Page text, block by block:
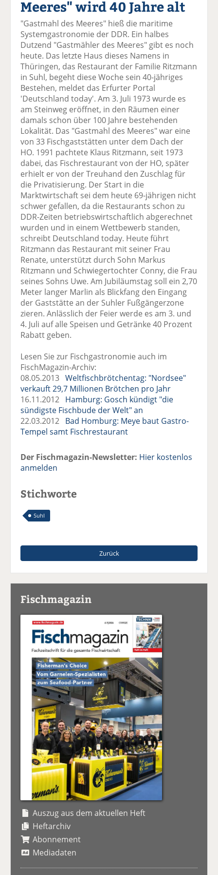
el
a
uf
F
ac
e
b
o
o
k
te
il
e
n
el
t
wi
tt
er
n
el
a
uf
Li
n
k
e
di
te
il
e
n
el
p
m
l
v
se
n
e
n
e
Meeres" wird 40 Jahre alt
"Gastmahl des Meeres" hieß die maritime
Systemgastronomie der DDR. Ein halbes
Dutzend "Gastmähler des Meeres" gibt es noch
heute. Das letzte Haus dieses Namens in
Thüringen, das Restaurant der Familie Ritzmann
in Suhl, begeht diese Woche sein 40-jähriges
Bestehen, meldet das Erfurter Portal
'Deutschland today'. Am 3. Juli 1973 wurde es
am Steinweg eröffnet, in den Räumen einer
damals schon über 100 Jahre bestehenden
Lokalität. Das "Gastmahl des Meeres" war eine
von 33 Fischgaststätten unter dem Dach der
HO. 1991 pachtete Klaus Ritzmann, seit 1973
dabei, das Fischrestaurant von der HO, später
erhielt er von der Treuhand den Zuschlag für
die Privatisierung. Der Start in die
Marktwirtschaft sei dem heute 69-jährigen nicht
schwer gefallen, da die Restaurants schon zu
DDR-Zeiten betriebswirtschaftlich abgerechnet
wurden und in einem Wettbewerb standen,
schreibt Deutschland today. Heute führt
Ritzmann das Restaurant mit seiner Frau
Renate, unterstützt durch Sohn Markus
Ritzmann und Schwiegertochter Conny, die Frau
seines Sohns Uwe. Am Jubiläumstag soll ein 2,70
Meter langer Marlin als Blickfang den Eingang
der Gaststätte an der Suhler Fußgängerzone
zieren. Anlässlich der Feier werde es am 3. und
4. Juli auf alle Speisen und Getränke 40 Prozent
Rabatt geben.
Lesen Sie zur Fischgastronomie auch im
FischMagazin-Archiv:
08.05.2013Weltfischbrötchentag: "Nordsee"
verkauft 29,7 Millionen Brötchen pro Jahr
16.11.2012 Hamburg: Gosch kündigt "die
sündigste Fischbude der Welt" an
22.03.2012 Bad Homburg: Meye baut Gastro-
Tempel samt Fischrestaurant
Der Fischmagazin-Newsletter: Hier kostenlos
anmelden
Stichworte
Suhl
Zurück
Fischmagazin
Auszug aus dem aktuellen Heft
Heftarchiv
Abonnement
Mediadaten